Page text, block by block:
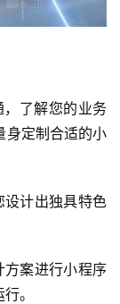
了解您的业务
身定制合适的小
计出独具特色
案进行小程序
。